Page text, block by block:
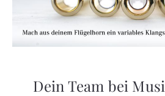
Dein Team bei